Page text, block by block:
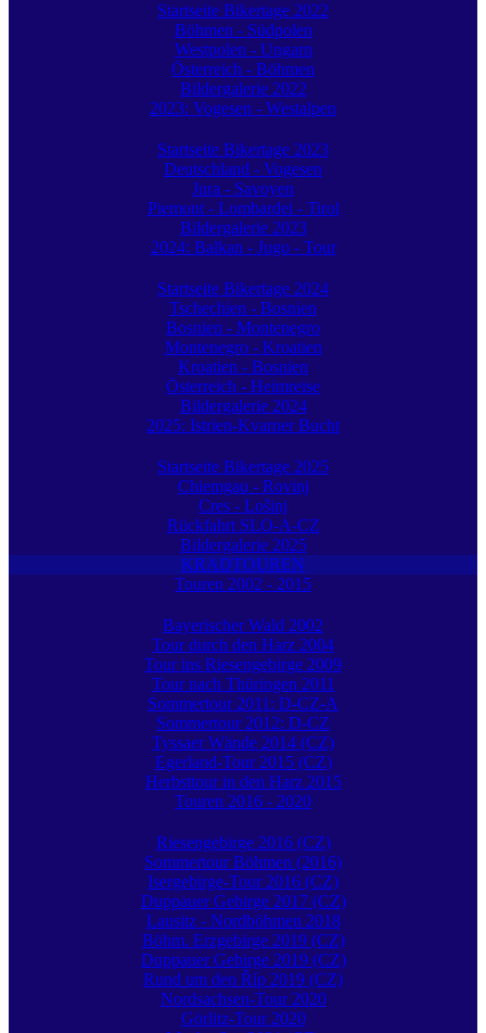
Startseite Bikertage 2022
Böhmen - Südpolen
Westpolen - Ungarn
Österreich - Böhmen
Bildergalerie 2022
2023: Vogesen - Westalpen
Startseite Bikertage 2023
Deutschland - Vogesen
Jura - Savoyen
Piemont - Lombardei - Tirol
Bildergalerie 2023
2024: Balkan - Jugo - Tour
Startseite Bikertage 2024
Tschechien - Bosnien
Bosnien - Montenegro
Montenegro - Kroatien
Kroatien - Bosnien
Österreich - Heimreise
Bildergalerie 2024
2025: Istrien-Kvarner Bucht
Startseite Bikertage 2025
Chiemgau - Rovinj
Cres - Lošinj
Rückfahrt SLO-A-CZ
Bildergalerie 2025
KRADTOUREN
Touren 2002 - 2015
Bayerischer Wald 2002
Tour durch den Harz 2004
Tour ins Riesengebirge 2009
Tour nach Thüringen 2011
Sommertour 2011: D-CZ-A
Sommertour 2012: D-CZ
Tyssaer Wände 2014 (CZ)
Egerland-Tour 2015 (CZ)
Herbsttour in den Harz 2015
Touren 2016 - 2020
Riesengebirge 2016 (CZ)
Sommertour Böhmen (2016)
Isergebirge-Tour 2016 (CZ)
Duppauer Gebirge 2017 (CZ)
Lausitz - Nordböhmen 2018
Böhm. Erzgebirge 2019 (CZ)
Duppauer Gebirge 2019 (CZ)
Rund um den Říp 2019 (CZ)
Nordsachsen-Tour 2020
Görlitz-Tour 2020